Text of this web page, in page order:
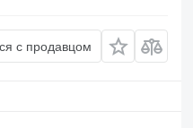
с продавцом